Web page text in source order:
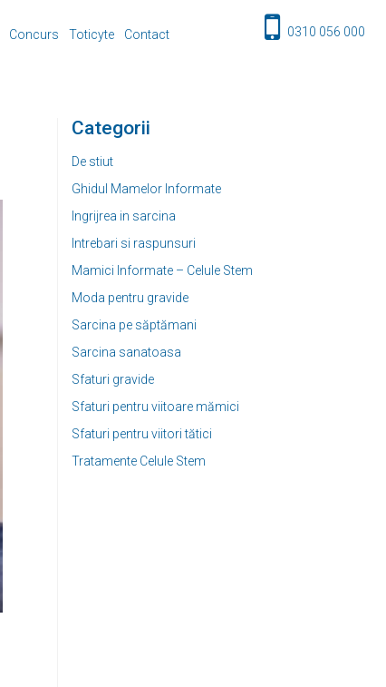
Concurs Toticyte Contact 0310 056 000
Categorii
De stiut
Ghidul Mamelor Informate
Ingrijrea in sarcina
Intrebari si raspunsuri
Mamici Informate – Celule Stem
Moda pentru gravide
Sarcina pe săptămani
Sarcina sanatoasa
Sfaturi gravide
Sfaturi pentru viitoare mămici
Sfaturi pentru viitori tătici
Tratamente Celule Stem